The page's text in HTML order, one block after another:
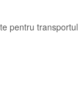
pentru transportul